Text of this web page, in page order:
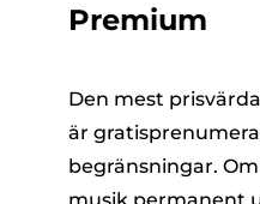
Premium
Den mest
är
begränsningar.